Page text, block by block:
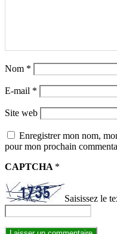
Nom *
E-mail *
Site web
Enregistrer mon nom,
pour mon prochain
CAPTCHA *
Saisissez le